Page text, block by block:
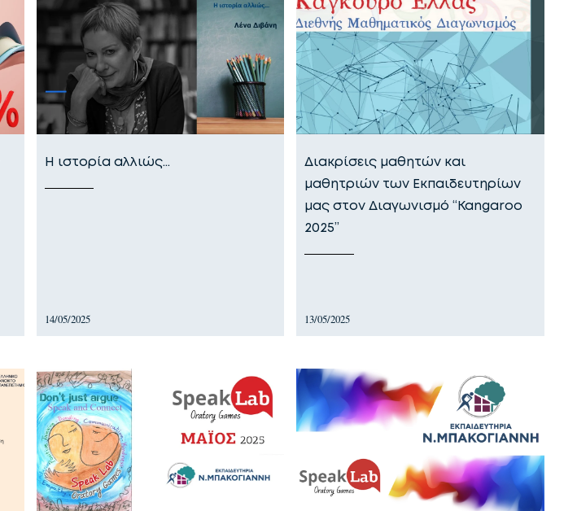
Η ιστορία αλλιώς…
14/05/2025
Διακρίσεις μαθητών και
μαθητριών των Εκπαιδευτηρίων
μας στον Διαγωνισμό “Kangaroo
2025”
13/05/2025